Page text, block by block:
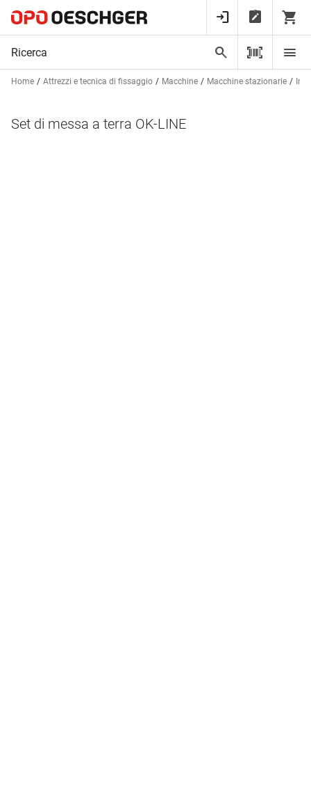
Home Attrezzi e tecnica di fissaggio Macchine Macchine stazionarie
Set di messa a terra OK-LINE